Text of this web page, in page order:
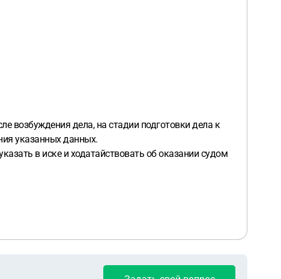
возбуждения дела, на стадии подготовки дела к
указанных данных.
в иске и ходатайствовать об оказании судом